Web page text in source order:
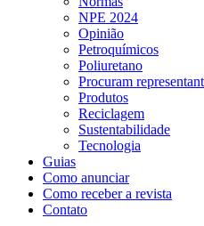
NPE 2024
Opinião
Petroquímicos
Poliuretano
Procuram
Produtos
Reciclagem
Sustentabilidade
Tecnologia
Guias
Como anunciar
Como receber a revista
Contato